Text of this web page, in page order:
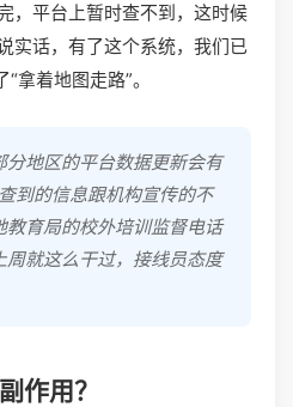
，平台上暂时查不到，这时候
实话，有了这个系统，我们已
拿着地图走路”。
分地区的平台数据更新会有
到的信息跟机构宣传的不
教育局的校外培训监督电话
周就这么干过，接线员态度
作用？